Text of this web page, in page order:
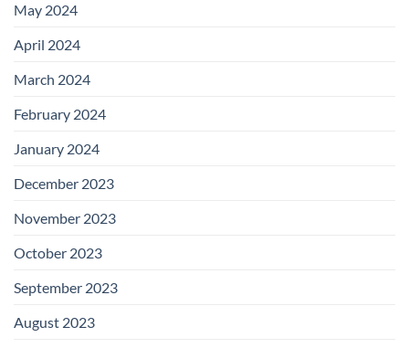
May 2024
April 2024
March 2024
February 2024
January 2024
December 2023
November 2023
October 2023
September 2023
August 2023